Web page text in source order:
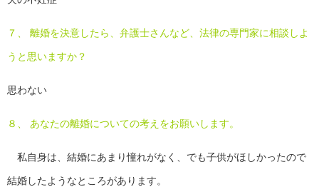
７、 離婚を決意したら、弁護士さんなど、法律の専門家に相談しよ
うと思いますか？
思わない
８、 あなたの離婚についての考えをお願いします。
私自身は、結婚にあまり憧れがなく、でも子供がほしかったので
結婚したようなところがあります。